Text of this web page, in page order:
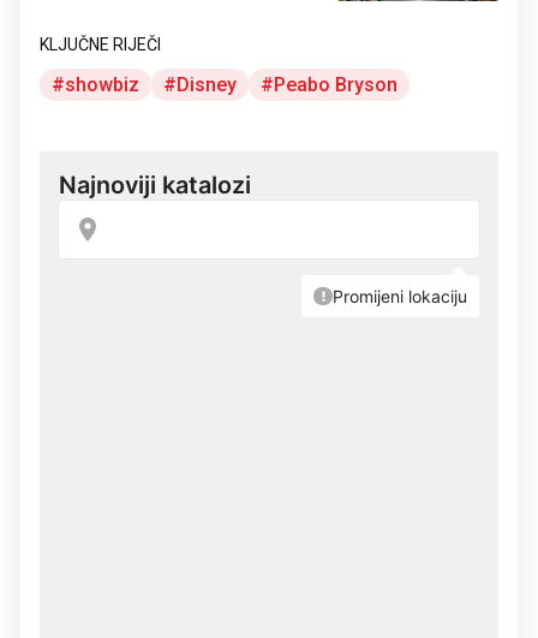
KLJUČNE RIJEČI
showbiz Disney Peabo Bryson